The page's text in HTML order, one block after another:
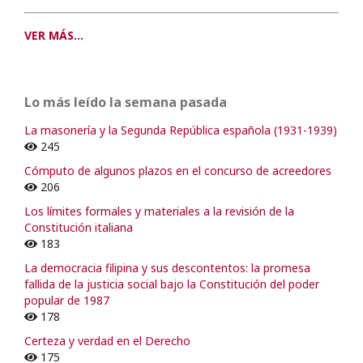
VER MÁS...
Lo más leído la semana pasada
La masonería y la Segunda República española (1931-1939)
245
Cómputo de algunos plazos en el concurso de acreedores
206
Los límites formales y materiales a la revisión de la
Constitución italiana
183
La democracia filipina y sus descontentos: la promesa
fallida de la justicia social bajo la Constitución del poder
popular de 1987
178
Certeza y verdad en el Derecho
175